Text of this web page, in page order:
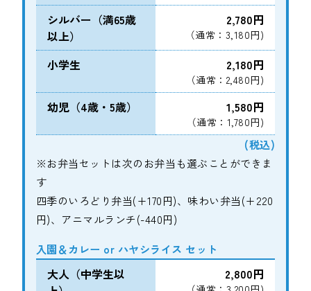
シルバー（満65歳
以上）
2,780円
（通常：3,180円)
小学生 2,180円
（通常：2,480円)
幼児（4歳・5歳） 1,580円
（通常：1,780円)
(税込)
※お弁当セットは次のお弁当も選ぶことができま
す
四季のいろどり弁当(+170円)、味わい弁当(+220
円)、アニマルランチ(-440円)
入園＆カレー or ハヤシライス セット
大人（中学生以
2,800円